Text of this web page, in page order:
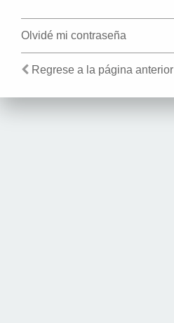
Olvidé mi contraseña
Regrese a la página anterior